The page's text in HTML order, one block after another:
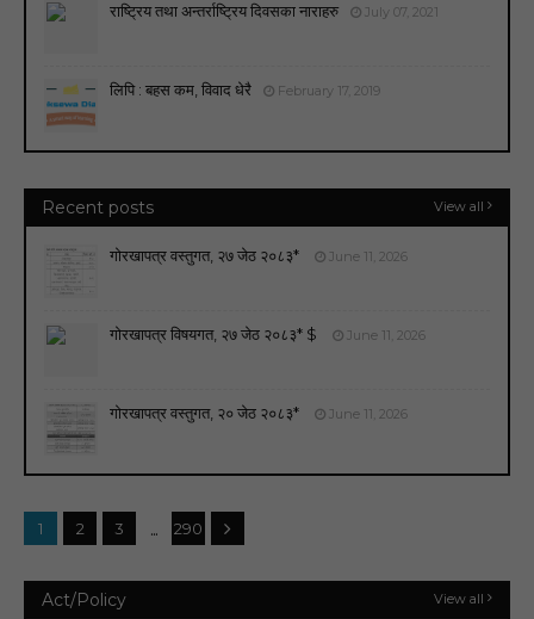
राष्ट्रिय तथा अन्तर्राष्ट्रिय दिवसका नाराहरु July 07, 2021
लिपि : बहस कम, विवाद धेरै February 17, 2019
Recent posts View all
गोरखापत्र वस्तुगत, २७ जेठ २०८३* June 11, 2026
गोरखापत्र विषयगत, २७ जेठ २०८३* $ June 11, 2026
गोरखापत्र वस्तुगत, २० जेठ २०८३* June 11, 2026
1 2 3 ... 290
Act/Policy View all